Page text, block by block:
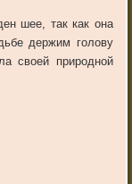
шее, так как она
держим голову
своей природной